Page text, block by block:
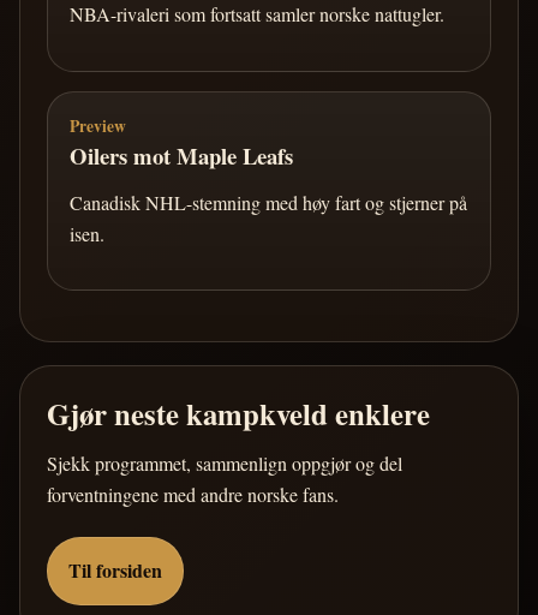
NBA-rivaleri som fortsatt samler norske nattugler.
Preview
Oilers mot Maple Leafs
Canadisk NHL-stemning med høy fart og stjerner på
isen.
Gjør neste kampkveld enklere
Sjekk programmet, sammenlign oppgjør og del
forventningene med andre norske fans.
Til forsiden